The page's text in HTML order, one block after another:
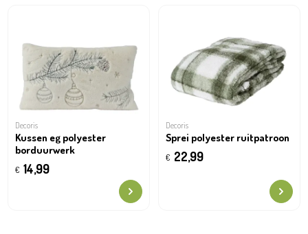
Decoris
Kussen eg polyester
borduurwerk
€ 14,99
Decoris
Sprei polyester ruitpatroon
€ 22,99